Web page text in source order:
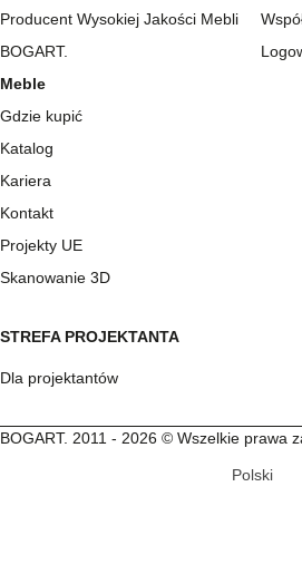
Producent Wysokiej Jakości Mebli
BOGART.
Meble
Gdzie kupić
Katalog
Kariera
Kontakt
Projekty UE
Skanowanie 3D
STREFA PROJEKTANTA
Dla projektantów
BOGART. 2011 - 2026 © Wszelkie prawa
Polski